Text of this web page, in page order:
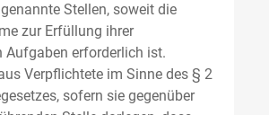
Stellen, soweit die
zur Erfüllung ihrer
Aufgaben erforderlich ist.
Verpflichtete im Sinne des § 2
sofern sie gegenüber